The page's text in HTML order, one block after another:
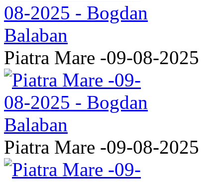
Piatra Mare -09-08-2025
Piatra Mare -09-08-2025